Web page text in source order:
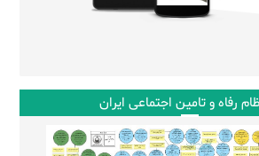
رفاه و تامین اجتماعی ایران